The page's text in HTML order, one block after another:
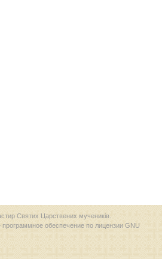
Святих Царствених мучеників.
обеспечение по лицензии GNU